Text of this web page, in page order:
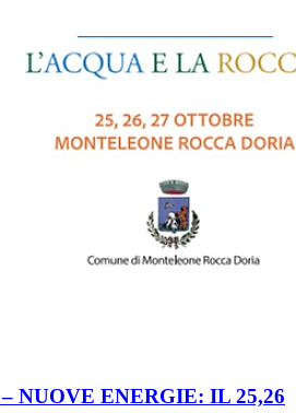
NUOVE ENERGIE: IL 25,26